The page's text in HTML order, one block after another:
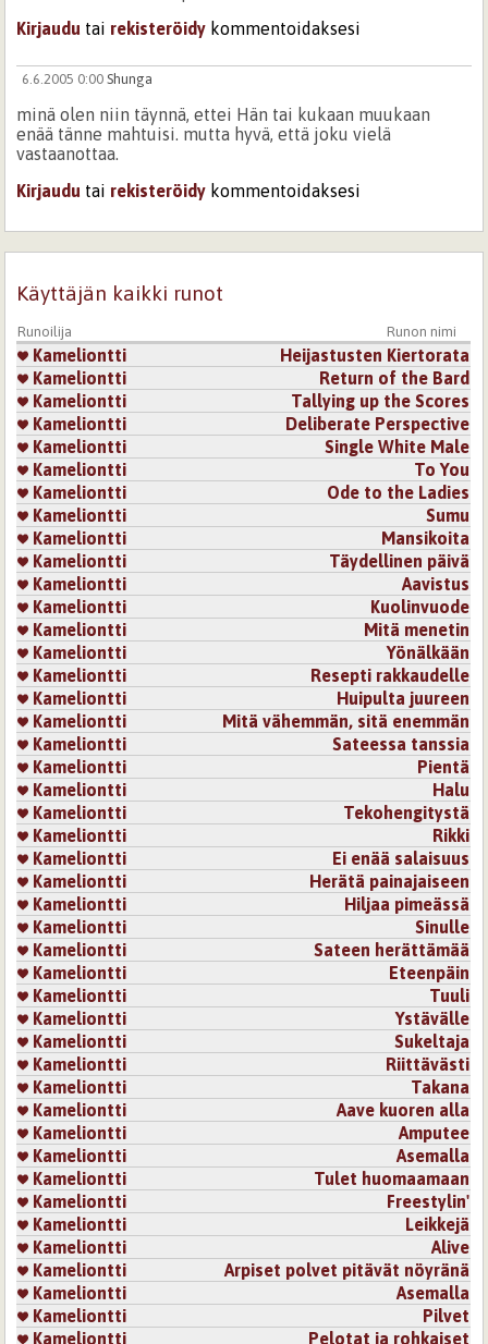
Kirjaudu tai rekisteröidy kommentoidaksesi
6.6.2005 0:00 Shunga
minä olen niin täynnä, ettei Hän tai kukaan muukaan
enää tänne mahtuisi. mutta hyvä, että joku vielä
vastaanottaa.
Kirjaudu tai rekisteröidy kommentoidaksesi
Sivut
Käyttäjän kaikki runot
Runoilija Runon nimi
Kameliontti
Heijastusten Kiertorata
Kameliontti
Return of the Bard
Kameliontti
Tallying up the Scores
Kameliontti
Deliberate Perspective
Kameliontti
Single White Male
Kameliontti
To You
Kameliontti
Ode to the Ladies
Kameliontti
Sumu
Kameliontti
Mansikoita
Kameliontti
Täydellinen päivä
Kameliontti
Aavistus
Kameliontti
Kuolinvuode
Kameliontti
Mitä menetin
Kameliontti
Yönälkään
Kameliontti
Resepti rakkaudelle
Kameliontti
Huipulta juureen
Kameliontti
Mitä vähemmän, sitä enemmän
Kameliontti
Sateessa tanssia
Kameliontti
Pientä
Kameliontti
Halu
Kameliontti
Tekohengitystä
Kameliontti
Rikki
Kameliontti
Ei enää salaisuus
Kameliontti
Herätä painajaiseen
Kameliontti
Hiljaa pimeässä
Kameliontti
Sinulle
Kameliontti
Sateen herättämää
Kameliontti
Eteenpäin
Kameliontti
Tuuli
Kameliontti
Ystävälle
Kameliontti
Sukeltaja
Kameliontti
Riittävästi
Kameliontti
Takana
Kameliontti
Aave kuoren alla
Kameliontti
Amputee
Kameliontti
Asemalla
Kameliontti
Tulet huomaamaan
Kameliontti
Freestylin'
Kameliontti
Leikkejä
Kameliontti
Alive
Kameliontti
Arpiset polvet pitävät nöyränä
Kameliontti
Asemalla
Kameliontti
Pilvet
Kameliontti
Pelotat ja rohkaiset